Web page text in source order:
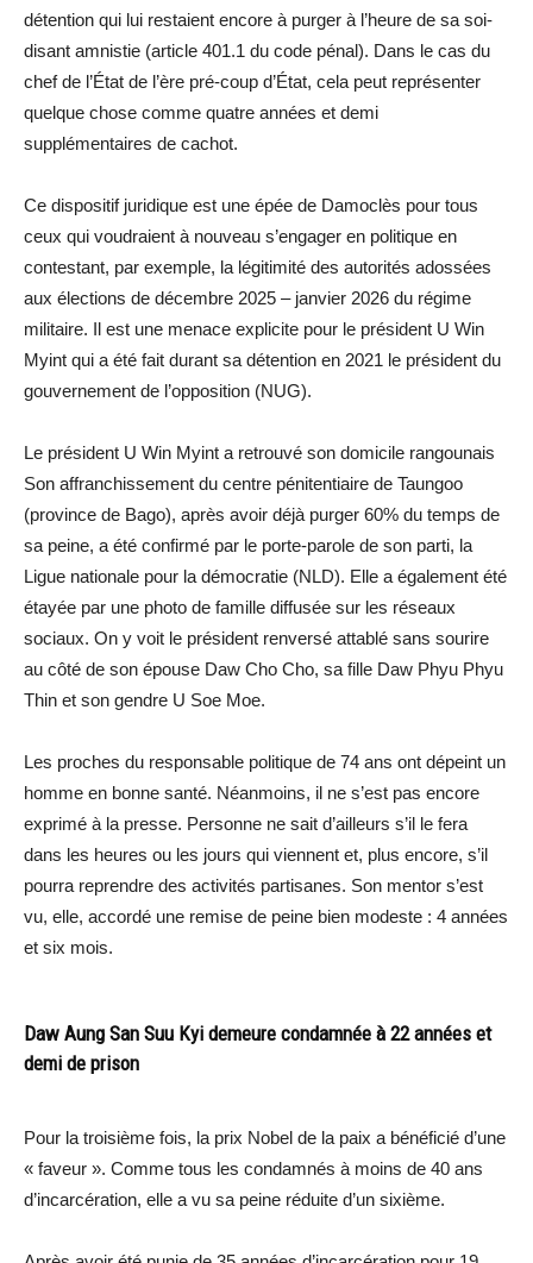
détention qui lui restaient encore à purger à l’heure de sa soi-
disant amnistie (article 401.1 du code pénal). Dans le cas du
chef de l’État de l’ère pré-coup d’État, cela peut représenter
quelque chose comme quatre années et demi
supplémentaires de cachot.
Ce dispositif juridique est une épée de Damoclès pour tous
ceux qui voudraient à nouveau s’engager en politique en
contestant, par exemple, la légitimité des autorités adossées
aux élections de décembre 2025 – janvier 2026 du régime
militaire. Il est une menace explicite pour le président U Win
Myint qui a été fait durant sa détention en 2021 le président du
gouvernement de l’opposition (NUG).
Le président U Win Myint a retrouvé son domicile rangounais
Son affranchissement du centre pénitentiaire de Taungoo
(province de Bago), après avoir déjà purger 60% du temps de
sa peine, a été confirmé par le porte-parole de son parti, la
Ligue nationale pour la démocratie (NLD). Elle a également été
étayée par une photo de famille diffusée sur les réseaux
sociaux. On y voit le président renversé attablé sans sourire
au côté de son épouse Daw Cho Cho, sa fille Daw Phyu Phyu
Thin et son gendre U Soe Moe.
Les proches du responsable politique de 74 ans ont dépeint un
homme en bonne santé. Néanmoins, il ne s’est pas encore
exprimé à la presse. Personne ne sait d’ailleurs s’il le fera
dans les heures ou les jours qui viennent et, plus encore, s’il
pourra reprendre des activités partisanes. Son mentor s’est
vu, elle, accordé une remise de peine bien modeste : 4 années
et six mois.
Daw Aung San Suu Kyi demeure condamnée à 22 années et
demi de prison
Pour la troisième fois, la prix Nobel de la paix a bénéficié d’une
« faveur ». Comme tous les condamnés à moins de 40 ans
d’incarcération, elle a vu sa peine réduite d’un sixième.